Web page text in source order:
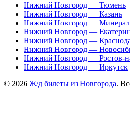
Нижний Новгород — Тюмень
Нижний Новгород — Казань
Нижний Новгород —
Нижний Новгород —
Нижний Новгород —
Нижний Новгород —
Нижний Новгород — Ростов-
Нижний Новгород — Иркутск
© 2026 Ж/д билеты из Новгорода.